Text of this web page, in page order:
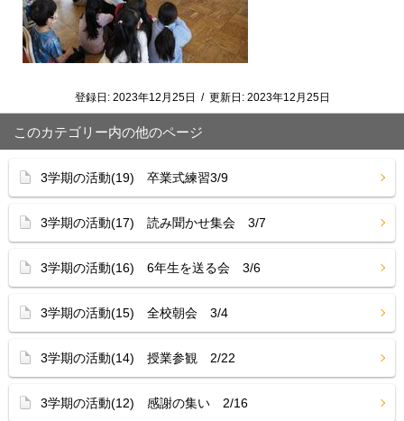
登録日: 2023年12月25日 / 更新日: 2023年12月25日
このカテゴリー内の他のページ
3学期の活動(19) 卒業式練習3/9
3学期の活動(17) 読み聞かせ集会 3/7
3学期の活動(16) 6年生を送る会 3/6
3学期の活動(15) 全校朝会 3/4
3学期の活動(14) 授業参観 2/22
3学期の活動(12) 感謝の集い 2/16